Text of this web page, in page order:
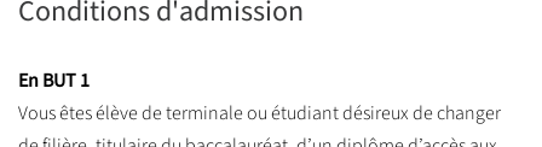
Conditions d'admission
En BUT 1
Vous êtes élève de terminale ou étudiant désireux de changer